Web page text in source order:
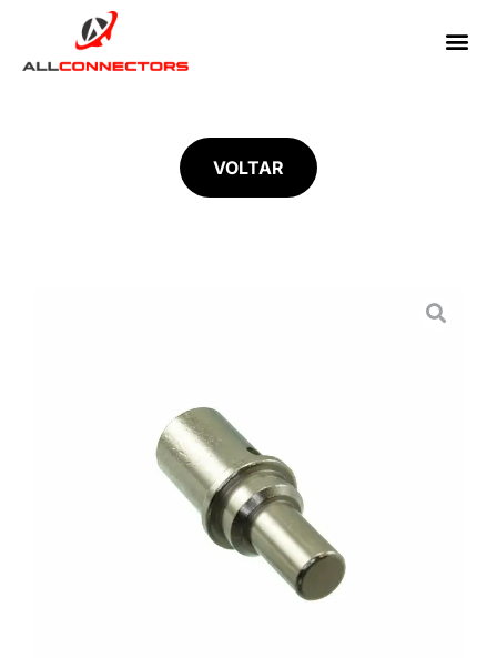
VOLTAR